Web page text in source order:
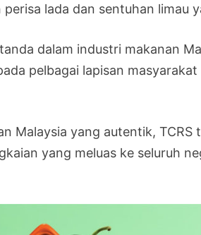
lada dan sentuhan limau
dalam industri makanan
pelbagai lapisan
Malaysia yang autentik, TCRS
yang meluas ke seluruh